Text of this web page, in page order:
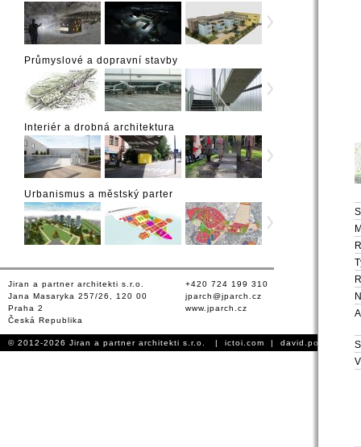
Průmyslové a dopravní stavby
Interiér a drobná architektura
Urbanismus a městský parter
Jiran a partner architekti s.r.o.
Jana Masaryka 257/26, 120 00
Praha 2
Česká Republika
+420 724 199 310
jparch@jparch.cz
www.jparch.cz
© 2012-2026 Jiran a partner architekti s.r.o. | ictoi.com |